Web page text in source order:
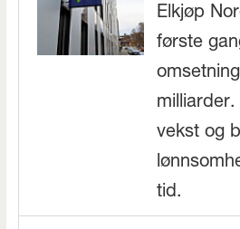
Elkjøp
første
vekst og
tid.